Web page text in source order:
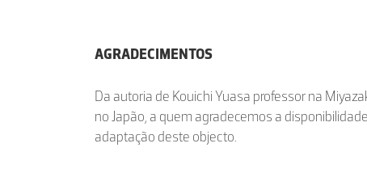
AGRADECIMENTOS
Da autoria de Kouichi Yuasa professor na
no Japão, a quem agradecemos a
adaptação deste objecto.